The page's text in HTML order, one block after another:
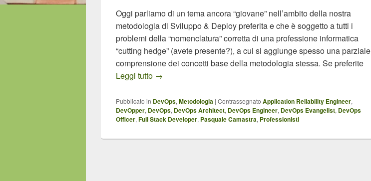
Oggi parliamo di un tema ancora “giovane” nell’ambito della nostra
metodologia di Sviluppo & Deploy preferita e che è soggetto a tutti i
problemi della “nomenclatura” corretta di una professione informatica
“cutting hedge” (avete presente?), a cui si aggiunge spesso una parziale
comprensione dei concetti base della metodologia stessa. Se preferite
Leggi tutto Professionisti del DevOps
→
Pubblicato in DevOps, Metodologia | Contrassegnato Application Reliability Engineer,
DevOpper, DevOps, DevOps Architect, DevOps Engineer, DevOps Evangelist, DevOps
Officer, Full Stack Developer, Pasquale Camastra, Professionisti